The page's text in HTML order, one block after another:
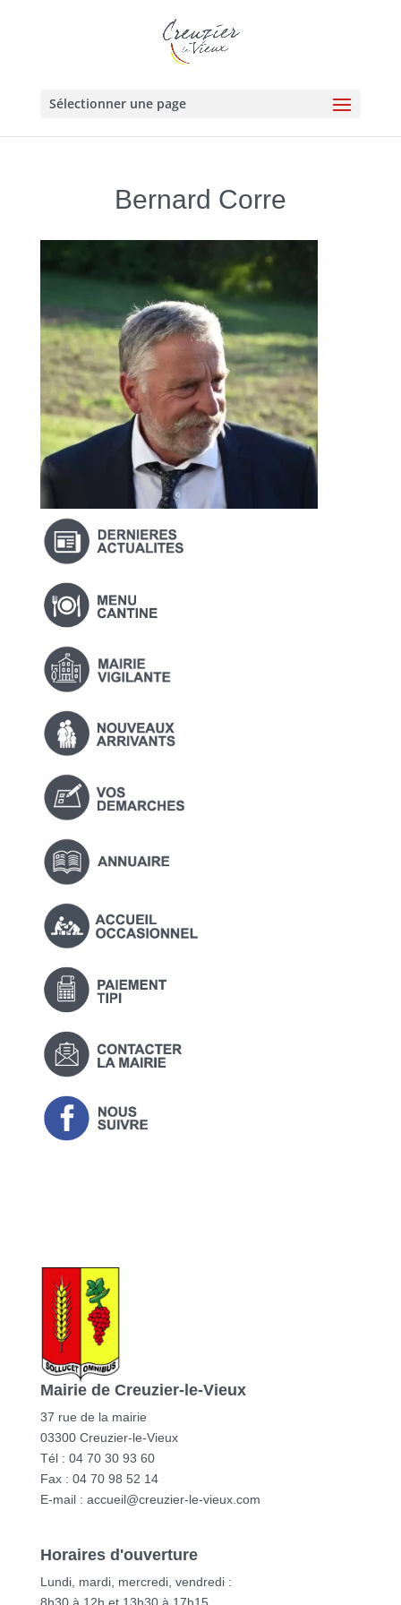
Sélectionner une page
Bernard Corre
Mairie de Creuzier-le-Vieux
37 rue de la mairie
03300 Creuzier-le-Vieux
Tél : 04 70 30 93 60
Fax : 04 70 98 52 14
E-mail : accueil@creuzier-le-vieux.com
Horaires d'ouverture
Lundi, mardi, mercredi, vendredi :
8h30 à 12h et 13h30 à 17h15